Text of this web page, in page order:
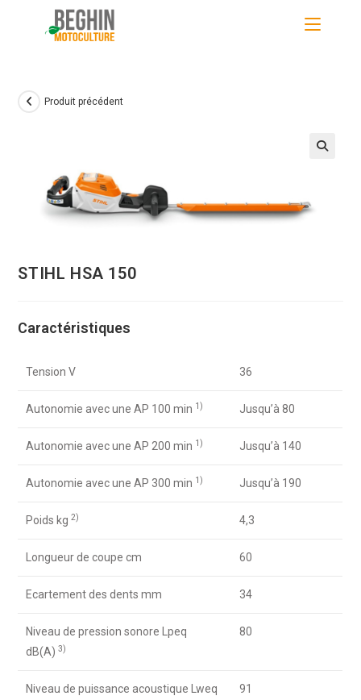
Produit précédent
STIHL HSA 150
Caractéristiques
Tension V 36
Autonomie avec une AP 100 min 1) Jusqu’à 80
Autonomie avec une AP 200 min 1) Jusqu’à 140
Autonomie avec une AP 300 min 1) Jusqu’à 190
Poids kg2) 4,3
Longueur de coupe cm 60
Ecartement des dents mm 34
Niveau de pression sonore Lpeq
dB(A)3)
80
Niveau de puissance acoustique Lweq
91